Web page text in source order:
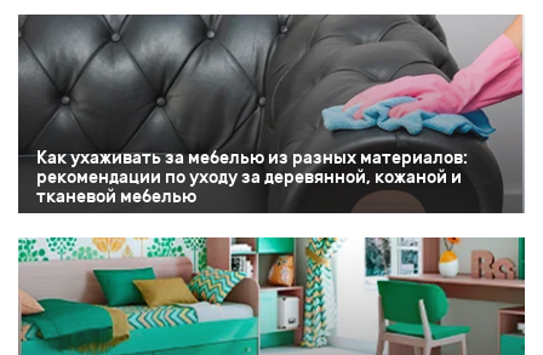
Как ухаживать за мебелью из разных материалов:
рекомендации по уходу за деревянной, кожаной и
тканевой мебелью